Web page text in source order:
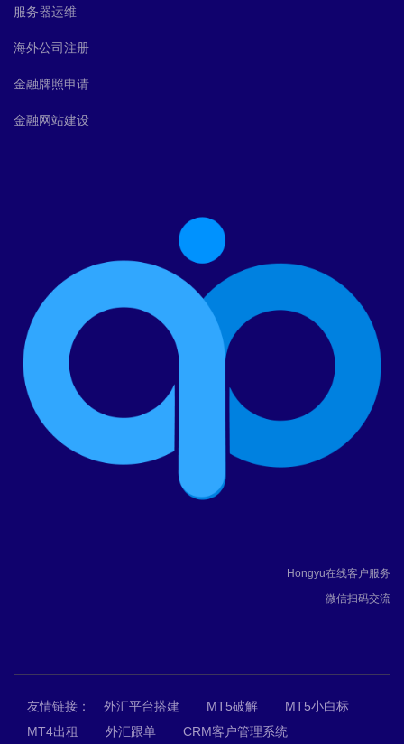
服务器运维
海外公司注册
金融牌照申请
金融网站建设
Hongyu在线客户服务
微信扫码交流
友情链接： 外汇平台搭建 MT5破解
MT5小白标
MT4出租
外汇跟单 CRM客户管理系统